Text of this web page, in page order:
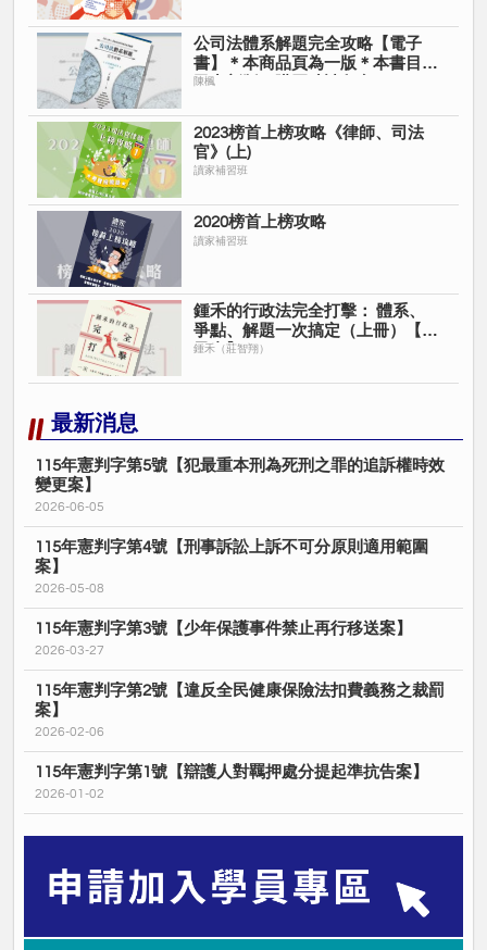
公司法體系解題完全攻略【電子
書】＊本商品頁為一版＊本書目前
已出新版＊購買時請留意＊
陳楓
2023榜首上榜攻略《律師、司法
官》(上)
讀家補習班
2020榜首上榜攻略
讀家補習班
鍾禾的行政法完全打擊： 體系、
爭點、解題一次搞定（上冊）【電
子書】
鍾禾（莊智翔）
最新消息
115年憲判字第5號【犯最重本刑為死刑之罪的追訴權時效
變更案】
2026-06-05
115年憲判字第4號【刑事訴訟上訴不可分原則適用範圍
案】
2026-05-08
115年憲判字第3號【少年保護事件禁止再行移送案】
2026-03-27
115年憲判字第2號【違反全民健康保險法扣費義務之裁罰
案】
2026-02-06
115年憲判字第1號【辯護人對羈押處分提起準抗告案】
2026-01-02